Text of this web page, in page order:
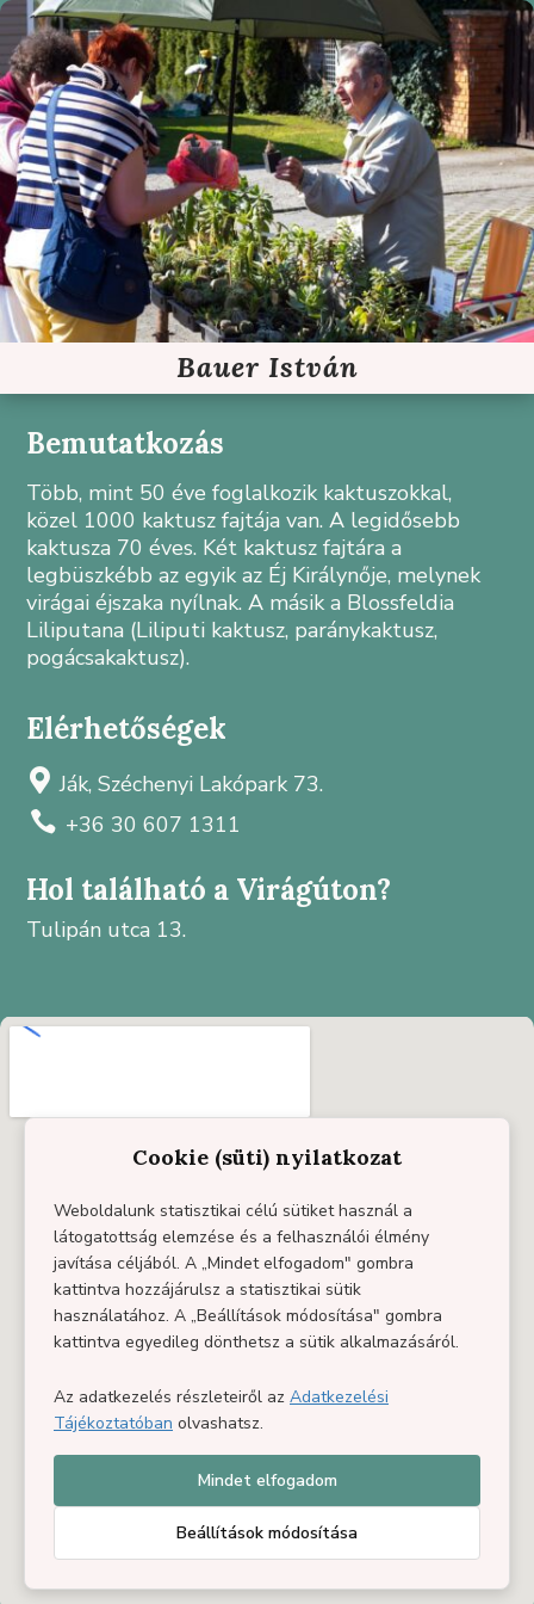
Bauer István
Bemutatkozás
Több, mint 50 éve foglalkozik kaktuszokkal,
közel 1000 kaktusz fajtája van. A legidősebb
kaktusza 70 éves. Két kaktusz fajtára a
legbüszkébb az egyik az Éj Királynője, melynek
virágai éjszaka nyílnak. A másik a Blossfeldia
Liliputana (Liliputi kaktusz, paránykaktusz,
pogácsakaktusz).
Elérhetőségek
 Ják, Széchenyi Lakópark 73.
 +36 30 607 1311
Hol található a Virágúton?
Tulipán utca 13.
Cookie (süti) nyilatkozat
Weboldalunk statisztikai célú sütiket használ a
látogatottság elemzése és a felhasználói élmény
javítása céljából. A „Mindet elfogadom" gombra
kattintva hozzájárulsz a statisztikai sütik
használatához. A „Beállítások módosítása" gombra
kattintva egyedileg dönthetsz a sütik alkalmazásáról.
Az adatkezelés részleteiről az Adatkezelési
Tájékoztatóban olvashatsz.
Mindet elfogadom
Beállítások módosítása